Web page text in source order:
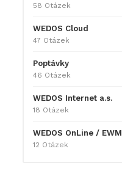
58 Otázek
WEDOS Cloud
47 Otázek
Poptávky
46 Otázek
WEDOS Internet a.s.
18 Otázek
WEDOS OnLine / EWM
12 Otázek